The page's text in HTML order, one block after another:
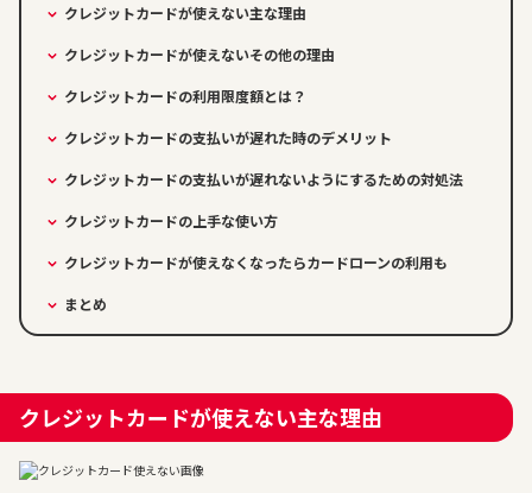
クレジットカードが使えない主な理由
クレジットカードが使えないその他の理由
クレジットカードの利用限度額とは？
クレジットカードの支払いが遅れた時のデメリット
クレジットカードの支払いが遅れないようにするための対処法
クレジットカードの上手な使い方
クレジットカードが使えなくなったらカードローンの利用も
まとめ
クレジットカードが使えない主な理由